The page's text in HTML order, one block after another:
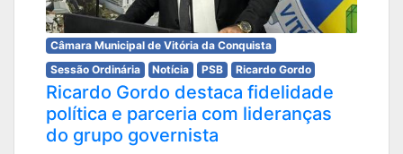
Câmara Municipal de Vitória da Conquista
Sessão Ordinária
Notícia PSB Ricardo Gordo
Ricardo Gordo destaca fidelidade
política e parceria com lideranças
do grupo governista